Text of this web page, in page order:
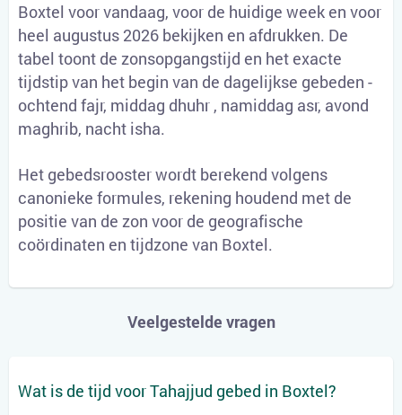
Boxtel voor vandaag, voor de huidige week en voor
heel augustus 2026 bekijken en afdrukken. De
tabel toont de zonsopgangstijd en het exacte
tijdstip van het begin van de dagelijkse gebeden -
ochtend fajr, middag dhuhr , namiddag asr, avond
maghrib, nacht isha.
Het gebedsrooster wordt berekend volgens
canonieke formules, rekening houdend met de
positie van de zon voor de geografische
coördinaten en tijdzone van Boxtel.
Veelgestelde vragen
Wat is de tijd voor Tahajjud gebed in Boxtel?